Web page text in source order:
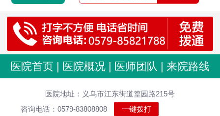
医院首页 | 医院概况 | 医师团队 | 来院路线
医院地址：义乌市江东街道篁园路215号
咨询电话：0579-83808808
一键拨打